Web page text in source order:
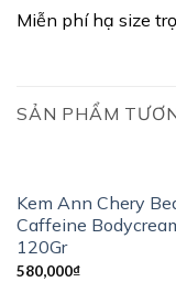
Miễn phí hạ size
SẢN PHẨM
Kem Ann Chery
Caffeine
120Gr
580,000₫